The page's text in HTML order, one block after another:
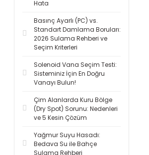
Hata
Basınç Ayarlı (PC) vs.
Standart Damlama Boruları:
2026 Sulama Rehberi ve
Seçim Kriterleri
Solenoid Vana Seçim Testi:
Sisteminiz İçin En Doğru
Vanayı Bulun!
Çim Alanlarda Kuru Bölge
(Dry Spot) Sorunu: Nedenleri
ve 5 Kesin Çözüm
Yağmur Suyu Hasadı:
Bedava Su ile Bahçe
Sulama Rehberi